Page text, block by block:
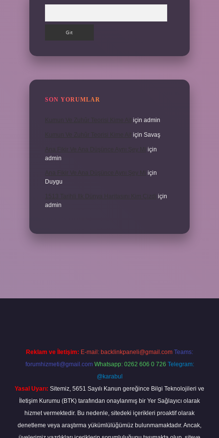
SON YORUMLAR
için admin
için Savaş
için
admin
için
Duygu
1513 Tarihli Ilk Dünya Haritasını Kim Çizdi
için
admin
Reklam ve İletişim: E-mail: backlinkpaneli@gmail.com Teams:
forumhizmeti@gmail.com Whatsapp: 0262 606 0 726 Telegram:
@karabul
Yasal Uyarı: Sitemiz, 5651 Sayılı Kanun gereğince Bilgi Teknolojileri ve
İletişim Kurumu (BTK) tarafından onaylanmış bir Yer Sağlayıcı olarak
hizmet vermektedir. Bu nedenle, sitedeki içerikleri proaktif olarak
denetleme veya araştırma yükümlülüğümüz bulunmamaktadır. Ancak,